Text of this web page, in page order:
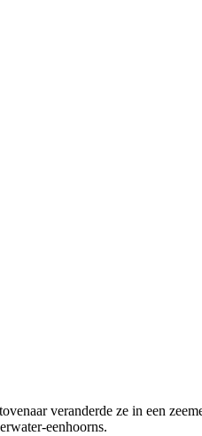
veranderde ze in een
eenhoorns.